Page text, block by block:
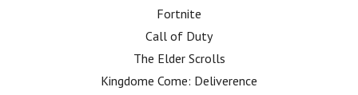
Fortnite
Call of Duty
The Elder Scrolls
Kingdome Come: Deliverence